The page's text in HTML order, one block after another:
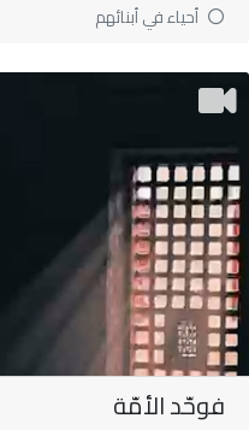
أحياء في أبنائهم
فوحّد الأمّة